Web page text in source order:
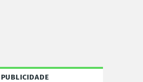
PUBLICIDADE